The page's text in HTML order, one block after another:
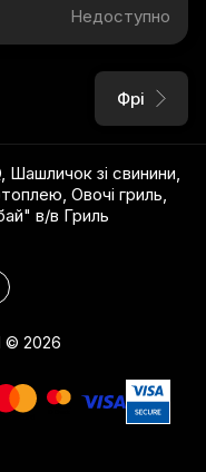
Недоступно
Фрі
, Шашличок зі свинини,
, Овочі гриль,
в/в Гриль
© 2026